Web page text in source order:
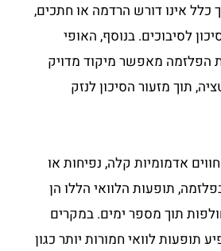
כלל אינו דורש הרדמה או חתכים,
לסיבוכים. בנוסף, האופי
הפלזמה מאפשר מיקוד מדויק
תוך מזעור הסיכון לנזק
אדמומיות קלה, נפיחות או
תופעות הלוואי הללו הן
תוך מספר ימים. במקרים
תופעות לוואי חמורות יותר כגון